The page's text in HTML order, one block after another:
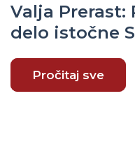
Valja Prerast:
delo istočne
Pročitaj sve